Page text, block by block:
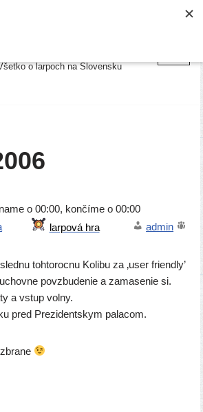
o larpoch na Slovensku
o 00:00, kon­čí­me o 00:00
admin
toh­to­roc­nu Kolibu za ‚user friend­ly’
povzbu­de­nie a zama­se­nie si.
a vstup vol­ny.
pred Prezidentskym palacom.